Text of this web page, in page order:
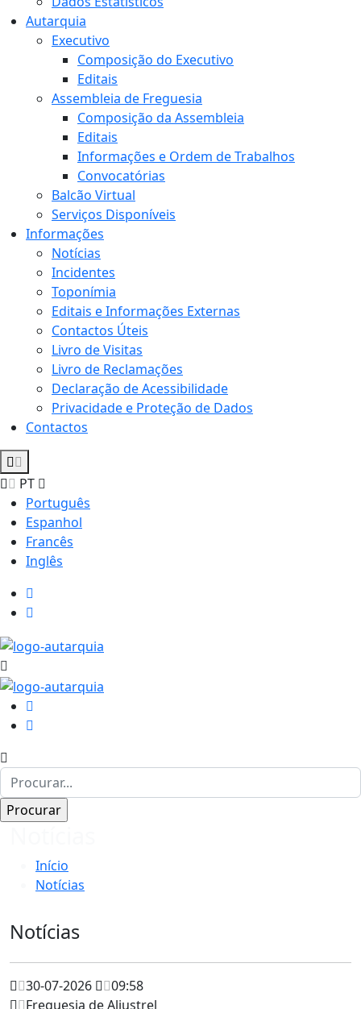
Autarquia
Executivo
Composição do Executivo
Editais
Assembleia de Freguesia
Composição da Assembleia
Editais
Informações e Ordem de Trabalhos
Convocatórias
Balcão Virtual
Serviços Disponíveis
Informações
Notícias
Incidentes
Toponímia
Editais e Informações Externas
Contactos Úteis
Livro de Visitas
Livro de Reclamações
Declaração de Acessibilidade
Privacidade e Proteção de Dados
Contactos
PT
Português
Espanhol
Francês
Inglês
Início
Notícias
Notícias
30-07-2026
09:58
Freguesia de Aljustrel